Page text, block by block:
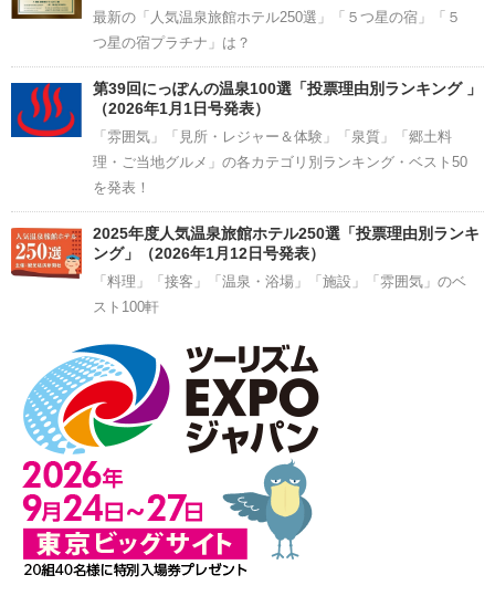
最新の「人気温泉旅館ホテル250選」「５つ星の宿」「５
つ星の宿プラチナ」は？
第39回にっぽんの温泉100選「投票理由別ランキング 」
（2026年1月1日号発表）
「雰囲気」「見所・レジャー＆体験」「泉質」「郷土料
理・ご当地グルメ」の各カテゴリ別ランキング・ベスト50
を発表！
2025年度人気温泉旅館ホテル250選「投票理由別ランキ
ング」（2026年1月12日号発表）
「料理」「接客」「温泉・浴場」「施設」「雰囲気」のベ
スト100軒